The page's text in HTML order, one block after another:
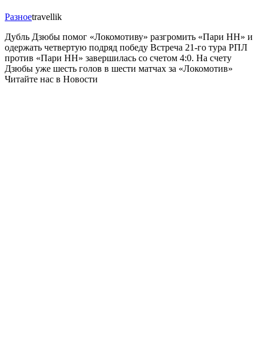
Разноеtravellik
Дубль Дзюбы помог «Локомотиву» разгромить «Пари НН» и
одержать четвертую подряд победу Встреча 21-го тура РПЛ
против «Пари НН» завершилась со счетом 4:0. На счету
Дзюбы уже шесть голов в шести матчах за «Локомотив»
Читайте нас в Новости